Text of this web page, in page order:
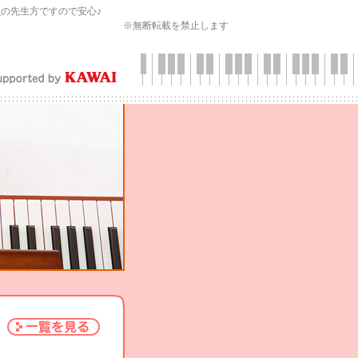
の先生方ですので安心♪
※無断転載を禁止します